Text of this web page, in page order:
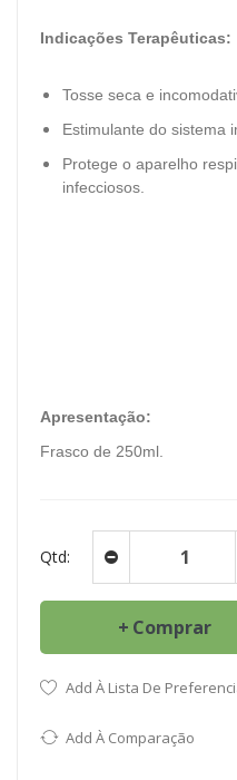
Indicações Terapêuticas:
Tosse seca e
Estimulante do sistema
Protege o aparelho
infecciosos.
Apresentação:
Frasco de 250ml.
Qtd:
Comprar
Add À Lista De
Add À Comparação